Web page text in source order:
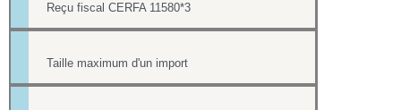
Reçu fiscal CERFA 11580*3
Taille maximum d'un import